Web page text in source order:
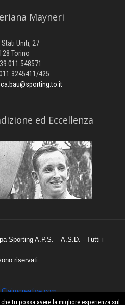
Mayneri
Uniti, 27
Torino
425
ed Eccellenza
Sporting A.P.S. – A.S.D. - Tutti i
riservati.
Claimcreative.com
tu possa avere la migliore esperienza sul